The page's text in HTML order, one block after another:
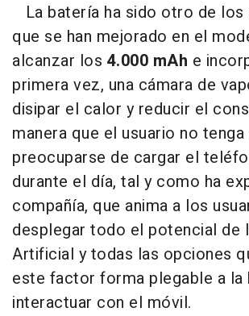
La batería ha sido otro de
que se han mejorado en el
alcanzar los 4.000 mAh e
primera vez, una cámara de
disipar el calor y reducir el
manera que el usuario no tenga
preocuparse de cargar el
durante el día, tal y como ha
compañía, que anima a los
desplegar todo el potencial de
Artificial y todas las opciones
este factor forma plegable a la
interactuar con el móvil.